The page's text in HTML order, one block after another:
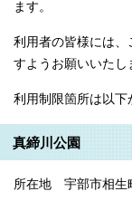
ます。
利用者の皆様には、
すようお願いいたし
利用制限箇所は以下
真締川公園
所在地 宇部市相生